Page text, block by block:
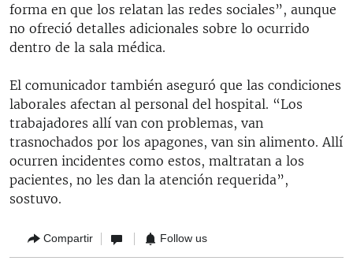
forma en que los relatan las redes sociales”, aunque
no ofreció detalles adicionales sobre lo ocurrido
dentro de la sala médica.
El comunicador también aseguró que las condiciones
laborales afectan al personal del hospital. “Los
trabajadores allí van con problemas, van
trasnochados por los apagones, van sin alimento. Allí
ocurren incidentes como estos, maltratan a los
pacientes, no les dan la atención requerida”,
sostuvo.
Compartir Follow us